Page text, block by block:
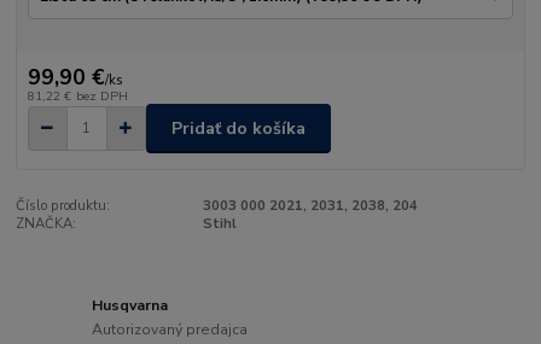
99,90 €/ks
81,22 € bez DPH
Pridať do košíka
Číslo produktu:
3003 000 2021, 2031, 2038, 204
ZNAČKA:
Stihl
Husqvarna
Autorizovaný predajca